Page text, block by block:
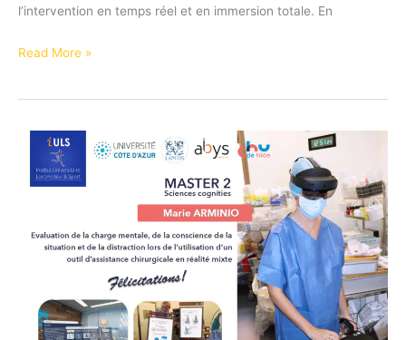
l’intervention en temps réel et en immersion totale. En
Retransmission
arthrodèse
iliaque
un
de
Read More »